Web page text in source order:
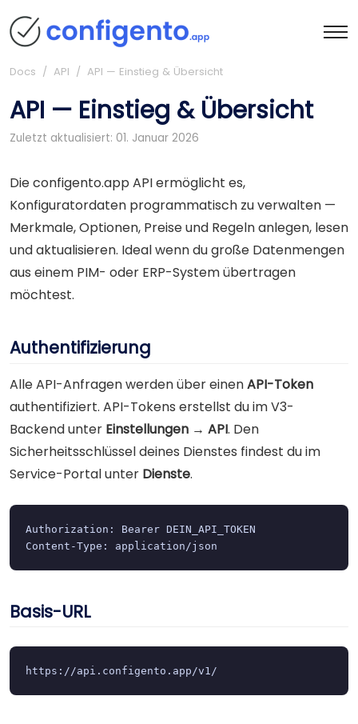
Docs / API / API — Einstieg & Übersicht
API — Einstieg & Übersicht
Zuletzt aktualisiert: 01. Januar 2026
Die configento.app API ermöglicht es,
Konfiguratordaten programmatisch zu verwalten —
Merkmale, Optionen, Preise und Regeln anlegen, lesen
und aktualisieren. Ideal wenn du große Datenmengen
aus einem PIM- oder ERP-System übertragen
möchtest.
Authentifizierung
Alle API-Anfragen werden über einenAPI-Token
authentifiziert. API-Tokens erstellst du im V3-
Backend unter Einstellungen → API. Den
Sicherheitsschlüssel deines Dienstes findest du im
Service-Portal unter Dienste.
Authorization: Bearer DEIN_API_TOKEN
Content-Type: application/json
Basis-URL
https://api.configento.app/v1/